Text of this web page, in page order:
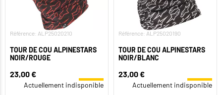
Référence: ALP25020210
TOUR DE COU ALPINESTARS
NOIR/ROUGE
23,00 €
Actuellement indisponible
Référence: ALP25020190
TOUR DE COU ALPINESTARS
NOIR/BLANC
23,00 €
Actuellement indisponible